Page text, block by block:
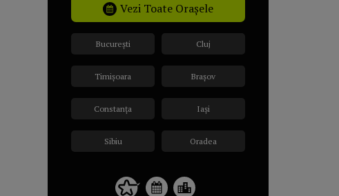
Vezi Toate Orașele
București
Timișoara
Constanța
Sibiu
Cluj
Brașov
Iași
Oradea